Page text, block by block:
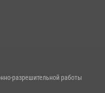
разрешительной работы